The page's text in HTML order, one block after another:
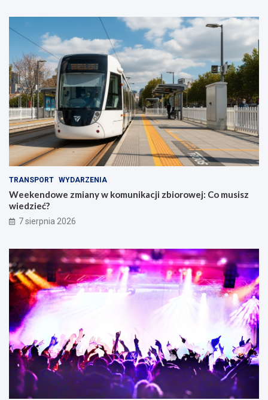
TRANSPORT WYDARZENIA
Weekendowe zmiany w komunikacji zbiorowej: Co musisz
wiedzieć?
7 sierpnia 2026